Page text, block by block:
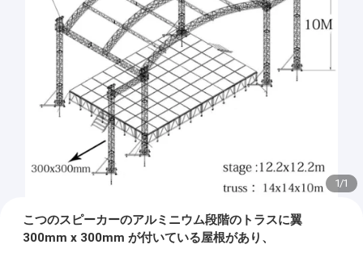
1/1
こつのスピーカーのアルミニウム段階のトラスに翼
300mm x 300mm が付いている屋根があり、